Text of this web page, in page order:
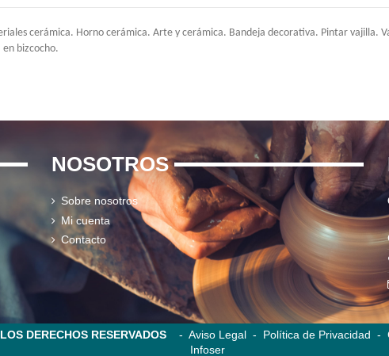
cerámica. Horno cerámica. Arte y cerámica. Bandeja decorativa. Pintar vajilla.
bizcocho.
NOSOTROS
Sobre nosotros
Mi cuenta
Contacto
DERECHOS RESERVADOS- Aviso Legal- Política de Privacidad -
Infoser